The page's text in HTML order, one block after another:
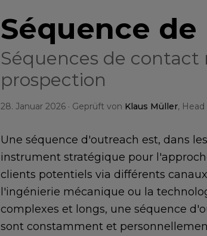
Séquence
Séquences de
prospection
28. Januar 2026 · Geprüft von Klaus Müller,
Une séquence d'outreach est, dans
instrument stratégique pour
clients potentiels via différents
l'ingénierie mécanique ou la
complexes et longs, une séquence
sont constamment et